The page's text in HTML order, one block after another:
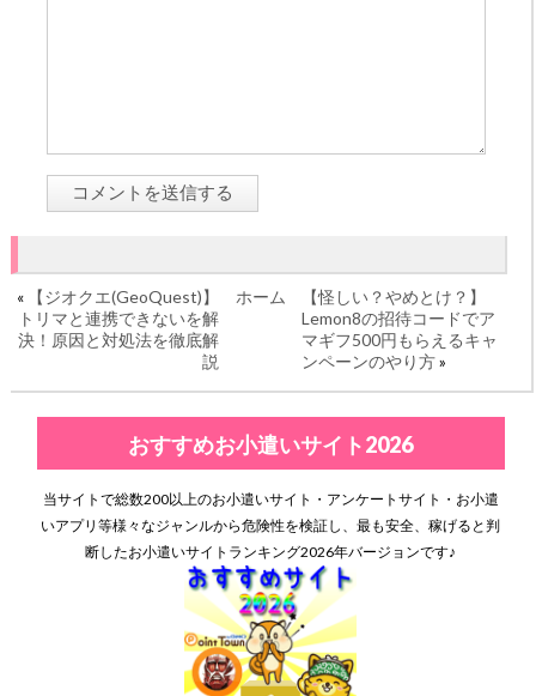
«
【ジオクエ(GeoQuest)】
トリマと連携できないを解
決！原因と対処法を徹底解
説
ホーム
【怪しい？やめとけ？】
Lemon8の招待コードでア
マギフ500円もらえるキャ
ンペーンのやり方»
おすすめお小遣いサイト2026
当サイトで総数200以上のお小遣いサイト・アンケートサイト・お小遣
いアプリ等様々なジャンルから危険性を検証し、最も安全、稼げると判
断したお小遣いサイトランキング2026年バージョンです♪